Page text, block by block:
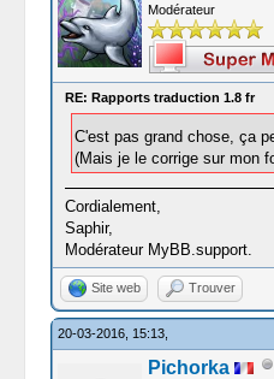
Modérateur
RE: Rapports traduction 1.8 fr
C'est pas grand chose, ça
(Mais je le corrige sur mon
Cordialement,
Saphir,
Modérateur MyBB.support.
Site web Trouver
20-03-2016, 15:13,
Pichorka